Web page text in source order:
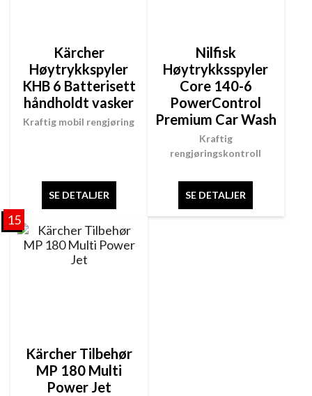
Kraftig mobil rengjøring
Kärcher
Høytrykkspyler
KHB 6 Batterisett
håndholdt vasker
SE DETALJER
Kraftig
rengjøringskontroll
Nilfisk
Høytrykksspyler
Core 140-6
PowerControl
Premium Car Wash
SE DETALJER
15
Kärcher Tilbehør
MP 180 Multi
Power Jet